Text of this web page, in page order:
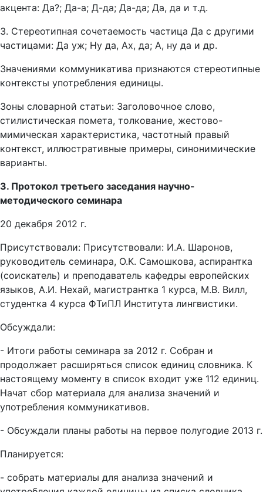
акцента: Да?; Да-а; Д-да; Да-да; Да, да и т.д.
3. Стереотипная сочетаемость частица Да с другими
частицами: Да уж; Ну да, Ах, да; А, ну да и др.
Значениями коммуникатива признаются стереотипные
контексты употребления единицы.
Зоны словарной статьи: Заголовочное слово,
стилистическая помета, толкование, жестово-
мимическая характеристика, частотный правый
контекст, иллюстративные примеры, синонимические
варианты.
3. Протокол третьего заседания научно-
методического семинара
20 декабря 2012 г.
Присутствовали: Присутствовали: И.А. Шаронов,
руководитель семинара, О.К. Самошкова, аспирантка
(соискатель) и преподаватель кафедры европейских
языков, А.И. Нехай, магистрантка 1 курса, М.В. Вилл,
студентка 4 курса ФТиПЛ Института лингвистики.
Обсуждали:
- Итоги работы семинара за 2012 г. Собран и
продолжает расширяться список единиц словника. К
настоящему моменту в список входит уже 112 единиц.
Начат сбор материала для анализа значений и
употребления коммуникативов.
- Обсуждали планы работы на первое полугодие 2013 г.
Планируется:
- собрать материалы для анализа значений и